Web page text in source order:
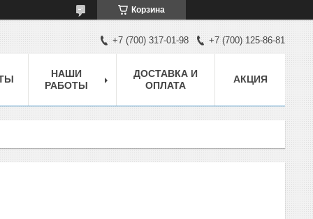
Корзина
+7 (700) 317-01-98 +7 (700) 125-86-81
НАШИ
РАБОТЫ
ДОСТАВКА И
ОПЛАТА
АКЦИЯ